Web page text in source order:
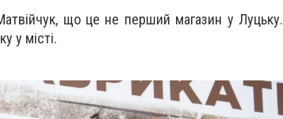
, що це не перший магазин у Луцьку.
у місті.